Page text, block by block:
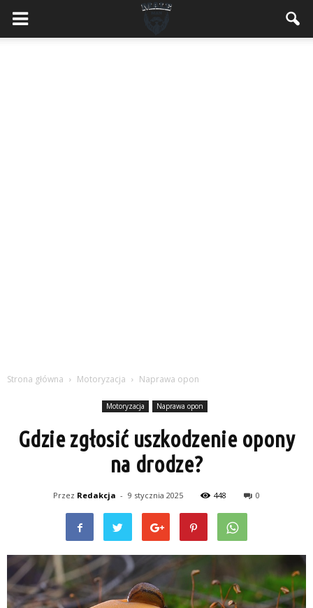
MaleMEN.pl
Strona główna Motoryzacja Naprawa opon
Motoryzacja Naprawa opon
Gdzie zgłosić uszkodzenie opony
na drodze?
Przez Redakcja - 9 stycznia 2025 448 0